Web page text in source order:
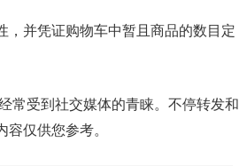
，并凭证购物车中暂且商品的数目定
常受到社交媒体的青睐。不停转发和
仅供您参考。